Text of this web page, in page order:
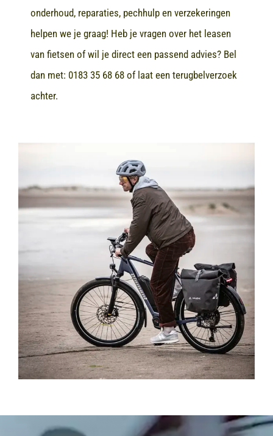
onderhoud, reparaties, pechhulp en verzekeringen
helpen we je graag! Heb je vragen over het leasen
van fietsen of wil je direct een passend advies? Bel
dan met: 0183 35 68 68of laat een terugbelverzoek
achter.